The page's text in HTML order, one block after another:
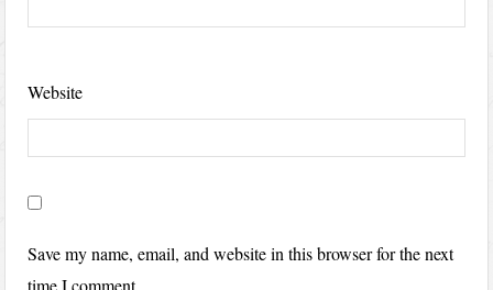
Website
Save my name, email, and website in this browser for the next